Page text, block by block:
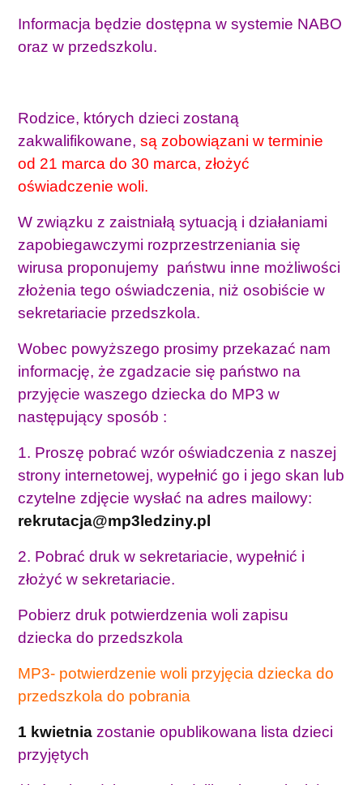
Informacja będzie dostępna w systemie NABO
oraz w przedszkolu.
Rodzice, których dzieci zostaną
zakwalifikowane,są zobowiązani w terminie
od 21 marca do 30 marca, złożyć
oświadczenie woli.
W związku z zaistniałą sytuacją i działaniami
zapobiegawczymi rozprzestrzeniania się
wirusa proponujemy państwu inne możliwości
złożenia tego oświadczenia, niż osobiście w
sekretariacie przedszkola.
Wobec powyższego prosimy przekazać nam
informację, że zgadzacie się państwo na
przyjęcie waszego dziecka do MP3 w
następujący sposób :
1. Proszę pobrać wzór oświadczenia z naszej
strony internetowej, wypełnić go i jego skan lub
czytelne zdjęcie wysłać na adres mailowy:
rekrutacja@mp3ledziny.pl
2. Pobrać druk w sekretariacie, wypełnić i
złożyć w sekretariacie.
Pobierz druk potwierdzenia woli zapisu
dziecka do przedszkola
MP3- potwierdzenie woli przyjęcia dziecka do
przedszkola do pobrania
1 kwietnia zostanie opublikowana lista dzieci
przyjętych